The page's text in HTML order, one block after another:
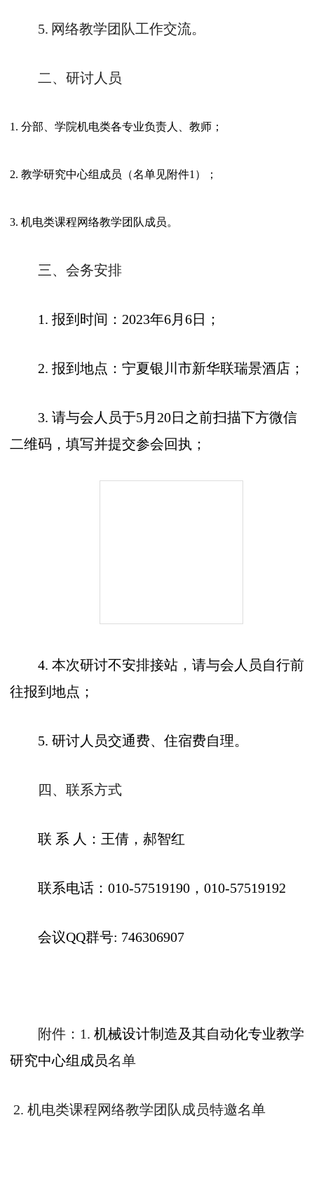
5. 网络教学团队工作交流。
二、研讨人员
1. 分部、学院机电类各专业负责人、教师 ；
2. 教学研究中心组成员（名单见附件1 ）；
3. 机电类课程网络教学团队成员。
三、会务安排
1. 报到时间： 2023年6月 6日；
2. 报到地点：宁夏银川市新华联瑞景酒店；
3. 请与会人员于5月 20日之前扫描下方微信
二维码，填写并提交参会回执；
4. 本次研讨不安排接站，请与会人员自行前
往报到地点；
5. 研讨人员交通费、住宿费自理。
四、联系方式
联 系 人：王倩，郝智红
联系电话： 010-57519190 ， 010-57519192
会议QQ群号: 746306907
附件： 1. 机械设计制造及其自动化专业教学
研究中心组成员名单
2. 机电类课程网络教学团队成员特邀名单